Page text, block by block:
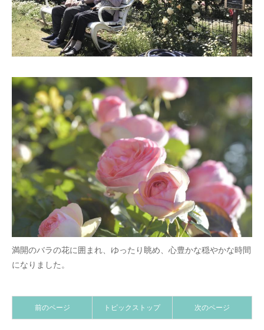
満開のバラの花に囲まれ、ゆったり眺め、心豊かな穏やかな時間
になりました。
前のページ トピックストップ 次のページ